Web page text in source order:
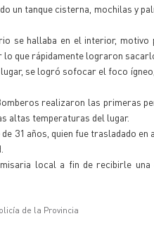
un tanque cisterna, mochilas y
se hallaba en el interior,
que rápidamente lograron
se logró sofocar el foco
realizaron las primeras
altas temperaturas del lugar.
31 años, quien fue trasladado en
local a fin de recibirle
de la Provincia